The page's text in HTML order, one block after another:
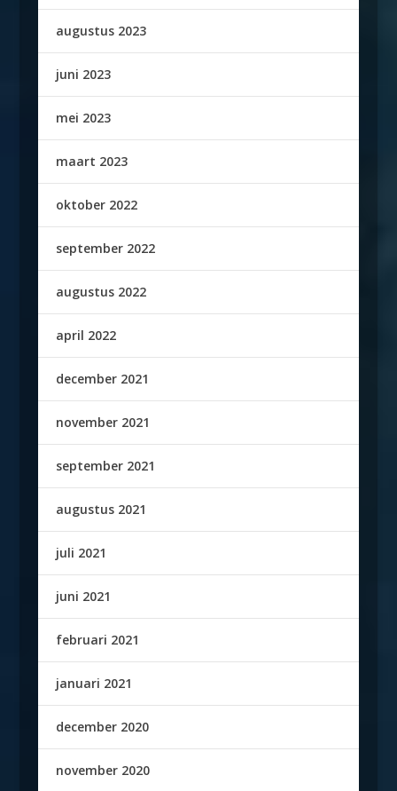
augustus 2023
juni 2023
mei 2023
maart 2023
oktober 2022
september 2022
augustus 2022
april 2022
december 2021
november 2021
september 2021
augustus 2021
juli 2021
juni 2021
februari 2021
januari 2021
december 2020
november 2020